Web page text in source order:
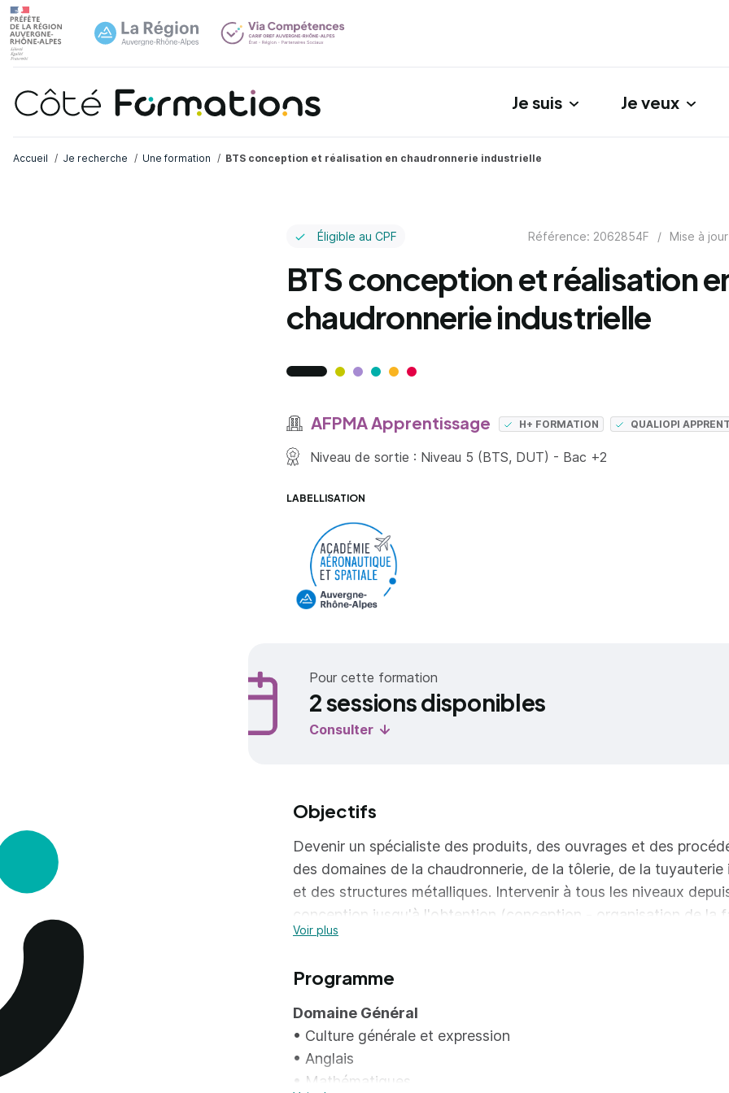
Je suis Je veux
Accueil Je recherche Une formation BTS conception et réalisation en chaudronnerie industrielle
Éligible au CPF Référence: 2062854F / Mise à
BTS conception et réalisation
chaudronnerie industrielle
AFPMA Apprentissage H+ FORMATION QUALIOPI
Niveau de sortie : Niveau 5 (BTS, DUT) - Bac +2
LABELLISATION
Pour cette formation
2 sessions disponibles
Consulter
Objectifs
Devenir un spécialiste des produits, des ouvrages et des
des domaines de la chaudronnerie, de la tôlerie, de la tuyauterie
et des structures métalliques. Intervenir à tous les niveaux
conception jusqu'à l'obtention (conception - organisation de la
- réalisation, assemblage et contrôle) des produits et des
structures métalliques).
Voir plus
Programme
Domaine Général
• Culture générale et expression
• Anglais
• Mathématiques